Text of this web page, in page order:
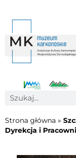
Strona główna »
Dyrekcja i